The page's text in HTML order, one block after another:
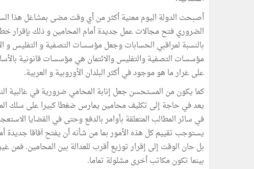
أصبحت الدولة اليوم معنية أكثر من أي وقت مضى بمشاغل هذا
الضروري فتح مجالات عمل جديدة أمام المحامين و ذلك بإقرار
بالنسبة لمراقبي الحسابات وجعل مؤسسات التصفية و التفليس و
مؤسسات التصفية والتفليس والائتمان هي مؤسسات قانونية
على غرار ما هو موجود في أكثر البلدان الأوروبية و العربية.
كما يكون من المستحسن جعل إنابة المحامي ضرورية في غالبية
يعد في حاجة إلى تكليف محامين يمارس ضغطا كبيرا على سلك
في سائر المطالب المتعلقة بأوامر بالدفع وحتى في القضايا
يستوجب تقييم كل هذه الأمور بما من شأنه أن يفتح آفاقا
بل حان الوقت إلى إقرار توزيع أقرب للعدالة بين المحامين.
بينما تكون مكاتب أخرى مشلولة تماما.